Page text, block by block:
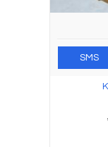
SMS